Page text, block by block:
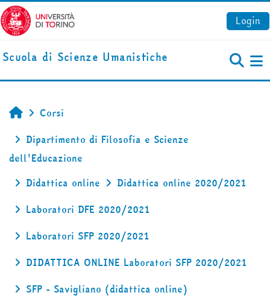
Vai al contenuto principale
Login
Scuola di Scienze Umanistiche
Home
Corsi
Dipartimento di Filosofia e Scienze
dell'Educazione
Didattica online
Didattica online 2020/2021
Laboratori DFE 2020/2021
Laboratori SFP 2020/2021
DIDATTICA ONLINE Laboratori SFP 2020/2021
SFP - Savigliano (didattica online)